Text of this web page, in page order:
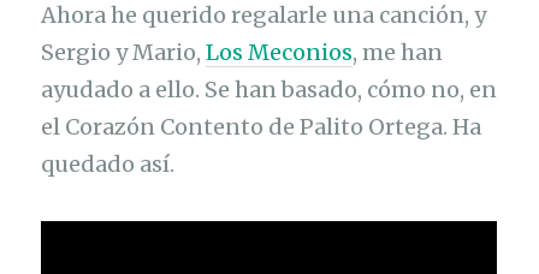
Ahora he querido regalarle una canción, y
Sergio y Mario,Los Meconios, me han
ayudado a ello. Se han basado, cómo no, en
el Corazón Contento de Palito Ortega. Ha
quedado así.